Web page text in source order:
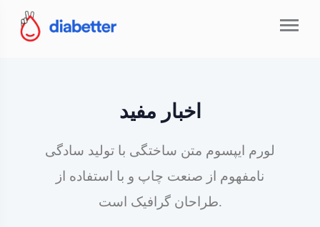
اخبار مفید
لورم ایپسوم متن ساختگی با تولید سادگی
نامفهوم از صنعت چاپ و با استفاده از
طراحان گرافیک است.